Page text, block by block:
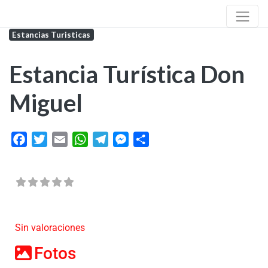
Estancias Turisticas
Estancia Turística Don
Miguel
FacebookTwitterEmail WhatsAppTelegramMessenger
Sin valoraciones
Fotos